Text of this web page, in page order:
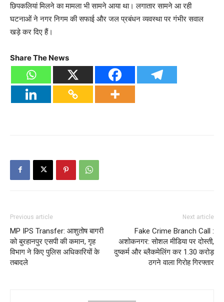
छिपकलियां मिलने का मामला भी सामने आया था। लगातार सामने आ रही
घटनाओं ने नगर निगम की सफाई और जल प्रबंधन व्यवस्था पर गंभीर सवाल
खड़े कर दिए हैं।
Share The News
Previous article
MP IPS Transfer: आशुतोष बागरी
को बुरहानपुर एसपी की कमान, गृह
विभाग ने किए पुलिस अधिकारियों के
तबादले
Next article
Fake Crime Branch Call :
अशोकनगर: सोशल मीडिया पर दोस्ती,
दुष्कर्म और ब्लैकमेलिंग कर 1.30 करोड़
ठगने वाला गिरोह गिरफ्तार